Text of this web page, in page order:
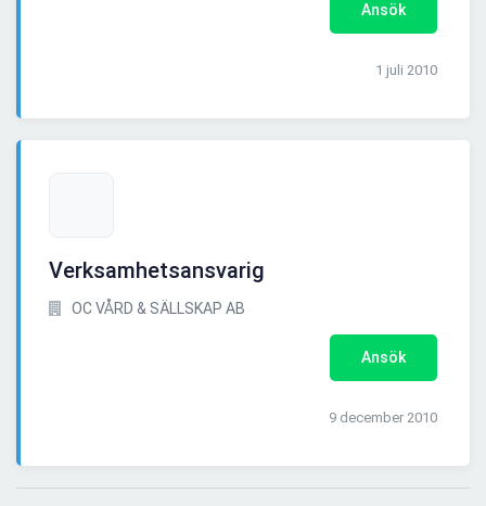
Ansök
1 juli 2010
Verksamhetsansvarig
OC VÅRD & SÄLLSKAP AB
Ansök
9 december 2010